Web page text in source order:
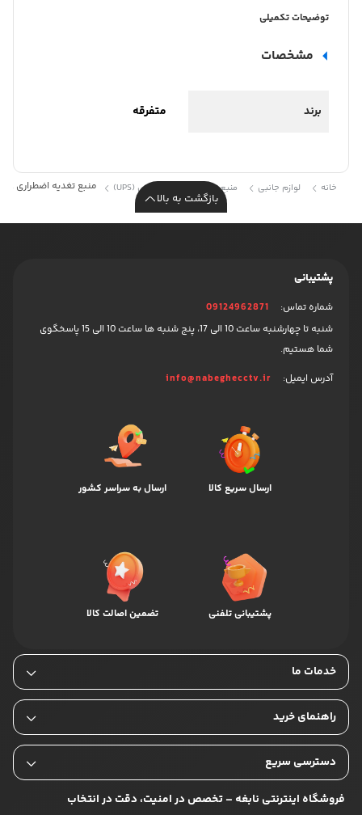
توضیحات تکمیلی
مشخصات
برند متفرقه
خانه لوازم جانبی منبع تغذیه یو پی اس (UPS) منبع تغدیه اضطراری UPS 600W 12V 50A
بازگشت به بالا
پشتیبانی
شماره تماس:
09124962871
شنبه تا چهارشنبه ساعت 10 الی 17، پنج شنبه ها ساعت 10 الی 15 پاسخگوی
شما هستیم.
آدرس ایمیل:
info@nabeghecctv.ir
ارسال سریع کالا ارسال به سراسر کشور
پشتیبانی تلفنی تضمین اصالت کالا
خدمات ما
راهنمای خرید
دسترسی سریع
فروشگاه اینترنتی نابغه – تخصص در امنیت، دقت در انتخاب